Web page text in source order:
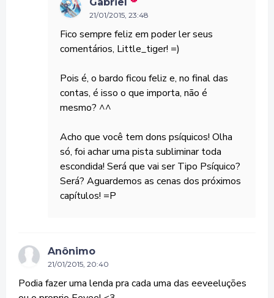
21/01/2015, 23:48
Fico sempre feliz em poder ler seus
comentários, Little_tiger! =)
Pois é, o bardo ficou feliz e, no final das
contas, é isso o que importa, não é
mesmo? ^^
Acho que você tem dons psíquicos! Olha
só, foi achar uma pista subliminar toda
escondida! Será que vai ser Tipo Psíquico?
Será? Aguardemos as cenas dos próximos
capítulos! =P
Anônimo
21/01/2015, 20:40
Podia fazer uma lenda pra cada uma das eeveeluções